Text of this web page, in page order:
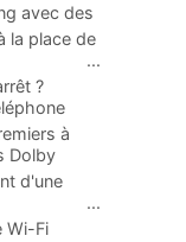
avec des
...
la place de
...
?
à
Dolby
d'une
...
Wi-Fi